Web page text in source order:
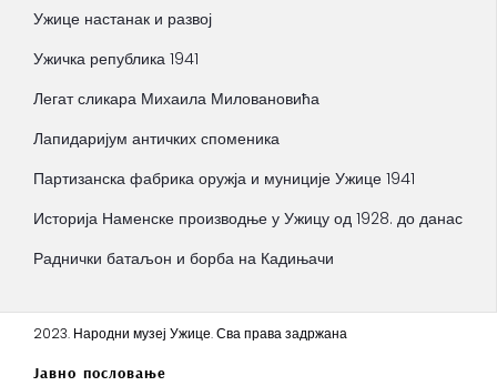
Ужице настанак и развој
Ужичка република 1941
Легат сликара Михаила Миловановића
Лапидаријум античких споменика
Партизанска фабрика оружја и муниције Ужице 1941
Историја Наменске производње у Ужицу од 1928. до данас
Раднички батаљон и борба на Кадињачи
2023. Народни музеј Ужице. Сва права задржана
Јавно пословање